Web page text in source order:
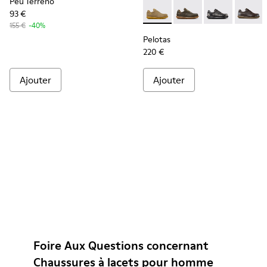
93 €
155 € -40%
Ajouter
Pelotas - 16002-315 - Beige
Pelotas - 16002-358
Pelotas -
Pelotas
220 €
Ajouter
Foire Aux Questions concernant
Chaussures à lacets pour homme